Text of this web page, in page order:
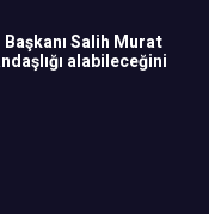
Salih Murat
alabileceğini